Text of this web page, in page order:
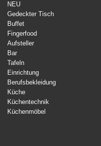
NEU
Gedeckter Tisch
Buffet
Fingerfood
Aufsteller
Bar
Tafeln
Einrichtung
Berufsbekleidung
Küche
Küchentechnik
Küchenmöbel